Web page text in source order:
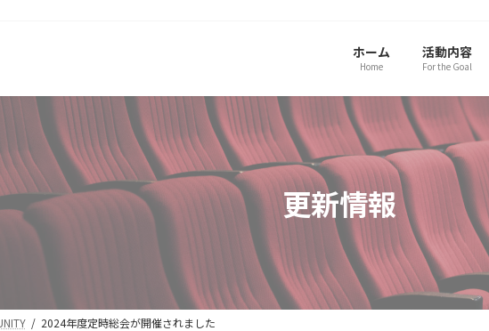
ホーム
Home
活動内容
For the Goal
更新情報
2024年度定時総会が開催されました